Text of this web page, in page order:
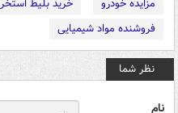
مزایده خودرو
خرید بلیط استخر
فروشنده مواد شیمیایی
نظر شما
نام